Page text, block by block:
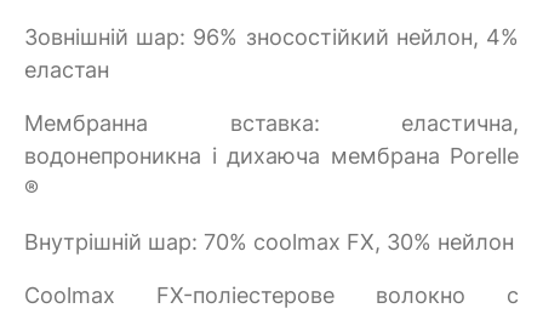
Зовнішній шар: 96% зносостійкий нейлон, 4%
еластан
Мембранна вставка: еластична,
водонепроникна і дихаюча мембрана Porelle
®
Внутрішній шар: 70% coolmax FX, 30% нейлон
Coolmax FX-поліестерове волокно c